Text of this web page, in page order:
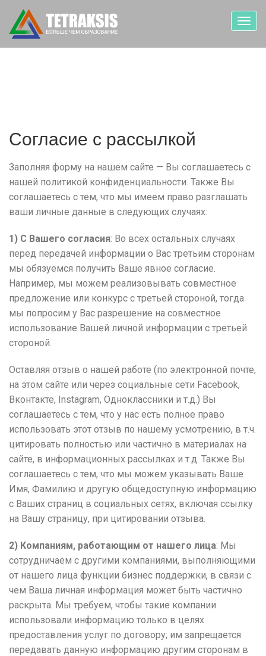
Согласие с рассылкой
Заполняя форму на нашем сайте — Вы соглашаетесь с
нашей политикой конфиденциальности. Также Вы
соглашаетесь с тем, что мы имеем право разглашать
ваши личные данные в следующих случаях:
1) С Вашего согласия: Во всех остальных случаях
перед передачей информации о Вас третьим сторонам
мы обязуемся получить Ваше явное согласие.
Например, мы можем реализовывать совместное
предложение или конкурс с третьей стороной, тогда
мы попросим у Вас разрешение на совместное
использование Вашей личной информации с третьей
стороной.
Оставляя отзыв о нашей работе (по электронной почте,
на этом сайте или через социальные сети Facebook,
Вконтакте, Instagram, Одноклассники и т.д.) Вы
соглашаетесь с тем, что у нас есть полное право
использовать этот отзыв по нашему усмотрению, в т.ч.
цитировать полностью или частично в материалах на
сайте, в информационных рассылках и т.д. Также Вы
соглашаетесь с тем, что мы можем указывать Ваше
Имя, Фамилию и другую общедоступную информацию
с Ваших страниц в социальных сетях, включая ссылку
на Вашу страницу, при цитировании отзыва.
2) Компаниям, работающим от нашего лица: Мы
сотрудничаем с другими компаниями, выполняющими
от нашего лица функции бизнес поддержки, в связи с
чем Ваша личная информация может быть частично
раскрыта. Мы требуем, чтобы такие компании
использовали информацию только в целях
предоставления услуг по договору; им запрещается
передавать данную информацию другим сторонам в